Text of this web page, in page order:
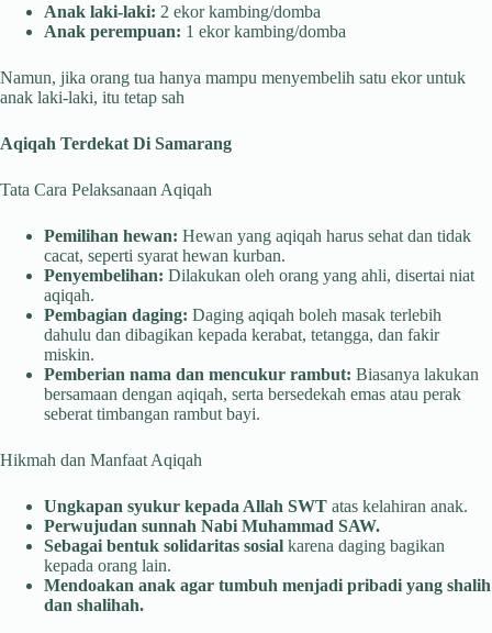
Anak laki-laki: 2 ekor kambing/domba
Anak perempuan: 1 ekor kambing/domba
Namun, jika orang tua hanya mampu menyembelih satu ekor untuk
anak laki-laki, itu tetap sah
Aqiqah Terdekat Di Samarang
Tata Cara Pelaksanaan Aqiqah
Pemilihan hewan: Hewan yang aqiqah harus sehat dan tidak
cacat, seperti syarat hewan kurban.
Penyembelihan: Dilakukan oleh orang yang ahli, disertai niat
aqiqah.
Pembagian daging: Daging aqiqah boleh masak terlebih
dahulu dan dibagikan kepada kerabat, tetangga, dan fakir
miskin.
Pemberian nama dan mencukur rambut: Biasanya lakukan
bersamaan dengan aqiqah, serta bersedekah emas atau perak
seberat timbangan rambut bayi.
Hikmah dan Manfaat Aqiqah
Ungkapan syukur kepada Allah SWT atas kelahiran anak.
Perwujudan sunnah Nabi Muhammad SAW.
Sebagai bentuk solidaritas sosial karena daging bagikan
kepada orang lain.
Mendoakan anak agar tumbuh menjadi pribadi yang shalih
dan shalihah.